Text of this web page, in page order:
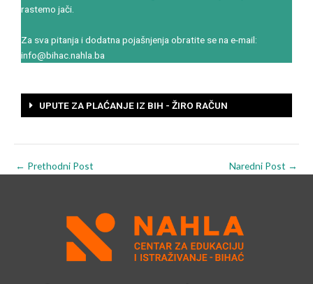
rastemo jači.
Za sva pitanja i dodatna pojašnjenja obratite se na e-mail:
info@bihac.nahla.ba
UPUTE ZA PLAĆANJE IZ BIH - ŽIRO RAČUN
← Prethodni Post Naredni Post →